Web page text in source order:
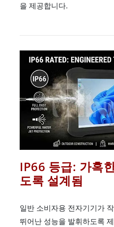
을 제공합니다.
IP66 등급: 가혹
도록 설계됨
일반 소비자용 전자기기가
뛰어난 성능을 발휘하도록